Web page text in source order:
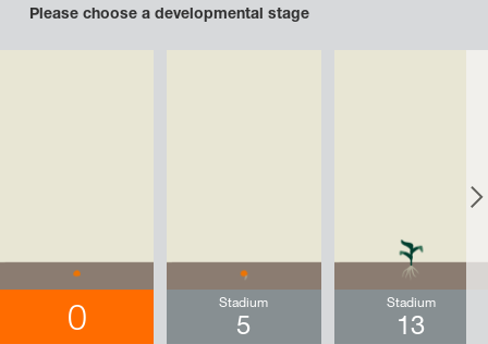
Please choose a developmental stage
0 Stadium
5
Stadium
13